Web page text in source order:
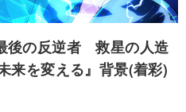
後の反逆者 救星の人造
来を変える』背景(着彩)